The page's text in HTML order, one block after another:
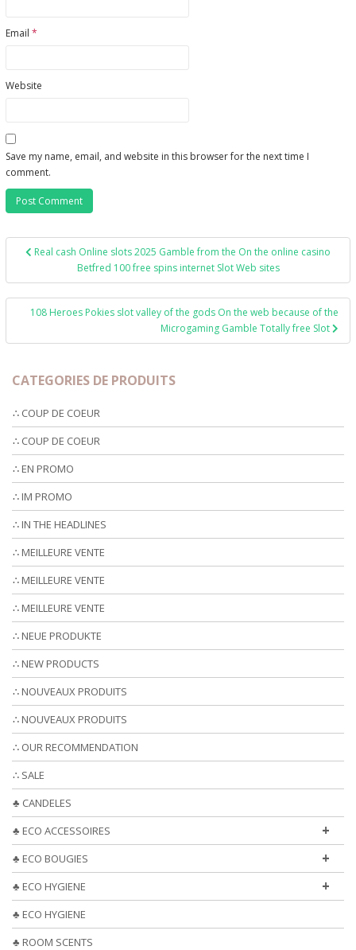
Email *
Website
Save my name, email, and website in this browser for the next time I
comment.
Post
navigation
Real cash Online slots 2025 Gamble from the On the online casino
Betfred 100 free spins internet Slot Web sites
108 Heroes Pokies slot valley of the gods On the web because of the
Microgaming Gamble Totally free Slot
CATEGORIES DE PRODUITS
∴ COUP DE COEUR
∴ COUP DE COEUR
∴ EN PROMO
∴ IM PROMO
∴ IN THE HEADLINES
∴ MEILLEURE VENTE
∴ MEILLEURE VENTE
∴ MEILLEURE VENTE
∴ NEUE PRODUKTE
∴ NEW PRODUCTS
∴ NOUVEAUX PRODUITS
∴ NOUVEAUX PRODUITS
∴ OUR RECOMMENDATION
∴ SALE
♣ CANDELES
+
♣ ECO ACCESSOIRES
+
♣ ECO BOUGIES
+
♣ ECO HYGIENE
♣ ECO HYGIENE
♣ ROOM SCENTS